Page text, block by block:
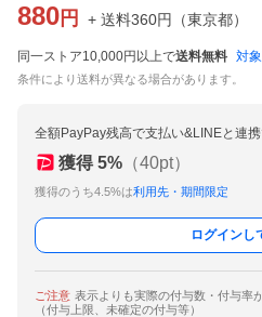
880 円 + 送料360円 （東京都）
同一ストア10,000円以上で送料無料 対
条件により送料が異なる場合があります。
全額PayPay残高で支払い&LINEと連
獲得 5% （40pt）
獲得のうち4.5%は利用先・期間限定
ログインし
ご注意 表示よりも実際の付与数・付与率
（付与上限、未確定の付与等）